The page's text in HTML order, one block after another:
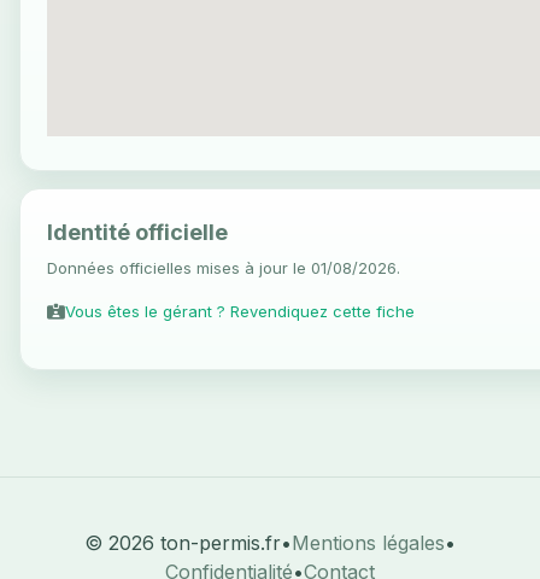
Identité officielle
Données officielles mises à jour le 01/08/2026.
Vous êtes le gérant ? Revendiquez cette fiche
© 2026 ton-permis.fr•Mentions légales•
Confidentialité•Contact